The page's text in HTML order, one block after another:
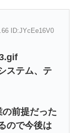
ID:JYcEe16V0
ステム、テ
の前提だった
ので今後は